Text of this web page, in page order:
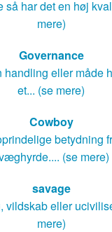
så har det en høj
mere)
Governance
handling eller måde
et... (se mere)
Cowboy
betydning
(se mere)
savage
vildskab eller
mere)